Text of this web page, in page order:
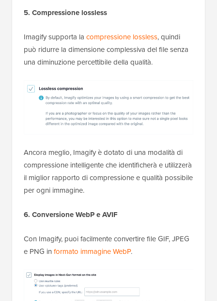
5. Compressione lossless
Imagify supporta la compressione lossless, quindi
può ridurre la dimensione complessiva del file senza
una diminuzione percettibile della qualità.
Ancora meglio, Imagify è dotato di una modalità di
compressione intelligente che identificherà e utilizzerà
il miglior rapporto di compressione e qualità possibile
per ogni immagine.
6. Conversione WebP eAVIF
Con Imagify, puoi facilmente convertire file GIF, JPEG
e PNG in formato immagine WebP.